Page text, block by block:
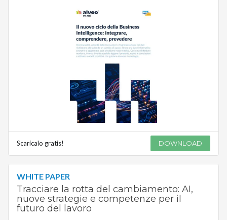
Scaricalo gratis! DOWNLOAD
WHITE PAPER
Tracciare la rotta del cambiamento: AI,
nuove strategie e competenze per il
futuro del lavoro